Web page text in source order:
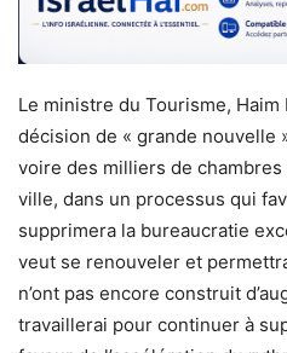
Le ministre du Tourisme,
décision de « grande nouvelle
voire des milliers de
ville, dans un processus qui
supprimera la bureaucratie
veut se renouveler et
n’ont pas encore construit
travaillerai pour continuer à